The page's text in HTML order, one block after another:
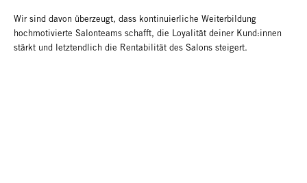
Wir sind davon überzeugt, dass kontinuierliche Weiterbildung
hochmotivierte Salonteams schafft, die Loyalität deiner Kund:innen
stärkt und letztendlich die Rentabilität des Salons steigert.